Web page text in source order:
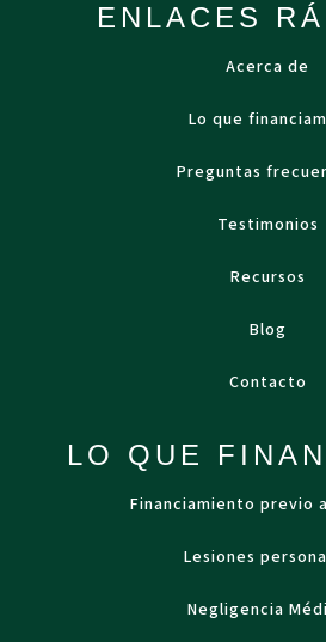
ENLACES
Acerca de
Lo que
Preguntas
Testimonios
Recursos
Blog
Contacto
LO QUE
Financiamiento previo
Lesiones
Negligencia